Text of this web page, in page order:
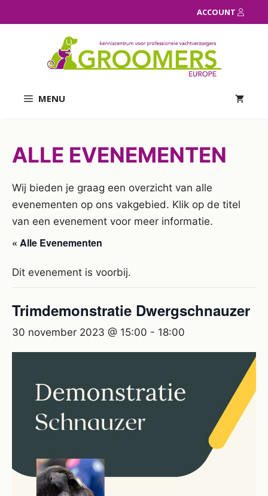
naar
ACCOUNT
MENU
ALLE EVENEMENTEN
Wij bieden je graag een overzicht van alle
evenementen op ons vakgebied. Klik op de titel
van een evenement voor meer informatie.
« Alle Evenementen
Dit evenement is voorbij.
Trimdemonstratie Dwergschnauzer
30 november 2023 @ 15:00 - 18:00